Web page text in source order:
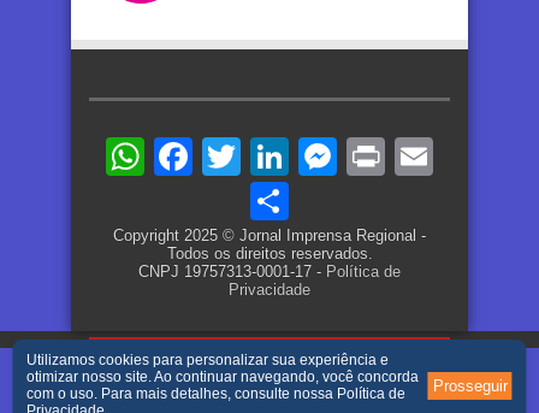
WhatsApp
Facebook
TwitterLinkedIn
Messenger
Print
Copyright 2025 © Jornal Imprensa Regional -
Todos os direitos reservados.
CNPJ 19757313-0001-17 - Política de
Privacidade
Utilizamos cookies para personalizar sua experiência e
otimizar nosso site. Ao continuar navegando, você concorda
com o uso. Para mais detalhes, consulte nossa Política de
Prosseguir